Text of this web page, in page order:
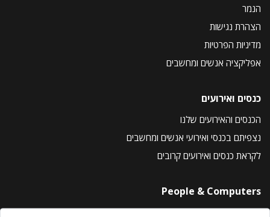
הנמר
הצהרת נגישות
מדיניות הפרטיות
אפליקציה אנשים ומחשבים
כנסים ואירועים
הכנסים והאירועים שלנו
נצפיתם בכנסי ואירועי אנשים ומחשבים
לקראת כנסים ואירועים קרובים
People & Computers
About Us